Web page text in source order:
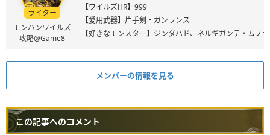
ライター
モンハンワイルズ
攻略@Game8
【ワイルズHR】999
【愛用武器】片手剣・ガンランス
【好きなモンスター】ジンダハド、ネルギガンテ・ムフ
メンバーの情報を見る
この記事へのコメント